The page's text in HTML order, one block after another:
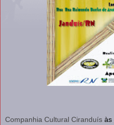
Companhia Cultural Ciranduís às